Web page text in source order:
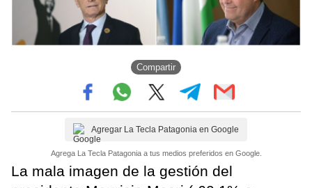
Compartir
Agregar La Tecla Patagonia en Google
Agrega La Tecla Patagonia a tus medios preferidos en Google.
La mala imagen de la gestión del